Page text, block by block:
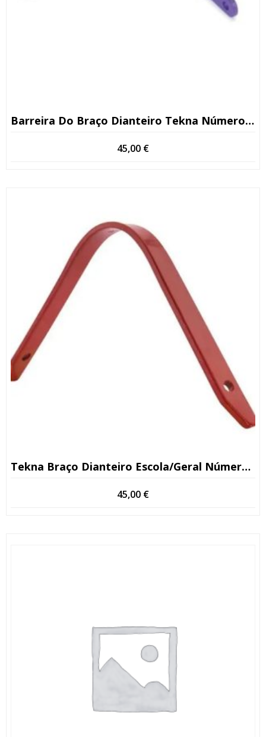
Barreira Do Braço Dianteiro Tekna Número De Série >13
45,00 €
Tekna Braço Dianteiro Escola/geral Número De Série >13
45,00 €